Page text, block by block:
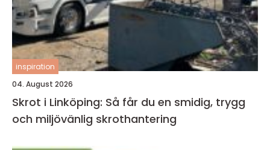
inspiration
04. August 2026
Skrot i Linköping: Så får du en smidig, trygg
och miljövänlig skrothantering